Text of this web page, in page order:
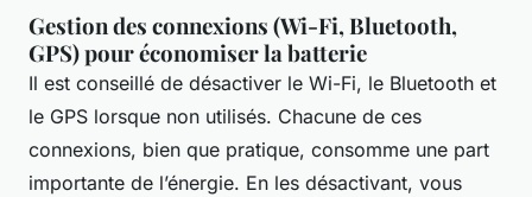
Gestion des connexions (Wi-Fi, Bluetooth,
GPS) pour économiser la batterie
Il est conseillé de désactiver le Wi-Fi, le Bluetooth et
le GPS lorsque non utilisés. Chacune de ces
connexions, bien que pratique, consomme une part
importante de l’énergie. En les désactivant, vous